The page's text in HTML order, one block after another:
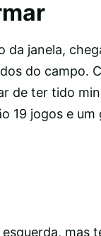
da janela,
do campo.
de ter tido
19 jogos e um
mas